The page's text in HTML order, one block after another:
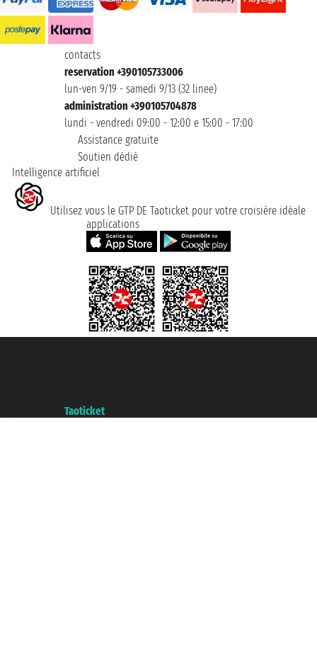
contacts
reservation +390105733006
lun-ven 9/19 - samedi 9/13 (32 linee)
administration +390105704878
lundi - vendredi 09:00 - 12:00 e 15:00 - 17:00
Assistance gratuite
Soutien dédié
Intelligence artificiel
Utilisez vous le GTP DE Taoticket pour votre croisière idéale
applications
Taoticket